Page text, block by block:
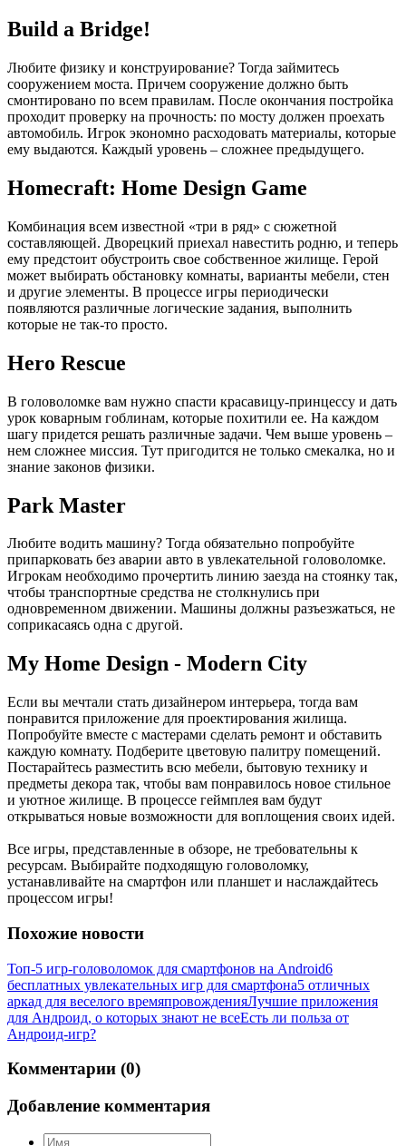
Build a Bridge!
Любите физику и конструирование? Тогда займитесь
сооружением моста. Причем сооружение должно быть
смонтировано по всем правилам. После окончания постройка
проходит проверку на прочность: по мосту должен проехать
автомобиль. Игрок экономно расходовать материалы, которые
ему выдаются. Каждый уровень – сложнее предыдущего.
Homecraft: Home Design Game
Комбинация всем известной «три в ряд» с сюжетной
составляющей. Дворецкий приехал навестить родню, и теперь
ему предстоит обустроить свое собственное жилище. Герой
может выбирать обстановку комнаты, варианты мебели, стен
и другие элементы. В процессе игры периодически
появляются различные логические задания, выполнить
которые не так-то просто.
Hero Rescue
В головоломке вам нужно спасти красавицу-принцессу и дать
урок коварным гоблинам, которые похитили ее. На каждом
шагу придется решать различные задачи. Чем выше уровень –
нем сложнее миссия. Тут пригодится не только смекалка, но и
знание законов физики.
Park Master
Любите водить машину? Тогда обязательно попробуйте
припарковать без аварии авто в увлекательной головоломке.
Игрокам необходимо прочертить линию заезда на стоянку так,
чтобы транспортные средства не столкнулись при
одновременном движении. Машины должны разъезжаться, не
соприкасаясь одна с другой.
My Home Design - Modern City
Если вы мечтали стать дизайнером интерьера, тогда вам
понравится приложение для проектирования жилища.
Попробуйте вместе с мастерами сделать ремонт и обставить
каждую комнату. Подберите цветовую палитру помещений.
Постарайтесь разместить всю мебели, бытовую технику и
предметы декора так, чтобы вам понравилось новое стильное
и уютное жилище. В процессе геймплея вам будут
открываться новые возможности для воплощения своих идей.
Все игры, представленные в обзоре, не требовательны к
ресурсам. Выбирайте подходящую головоломку,
устанавливайте на смартфон или планшет и наслаждайтесь
процессом игры!
Похожие новости
Топ-5 игр-головоломок для смартфонов на Android6
бесплатных увлекательных игр для смартфона5 отличных
аркад для веселого времяпровожденияЛучшие приложения
для Андроид, о которых знают не всеЕсть ли польза от
Андроид-игр?
Комментарии (0)
Добавление комментария